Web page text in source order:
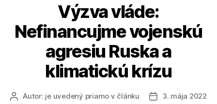
Výzva vláde:
Nefinancujme vojenskú
agresiu Ruska a
klimatickú krízu
AutorAutor: je uvedený priamo v článku
Dátum
3. mája 2022